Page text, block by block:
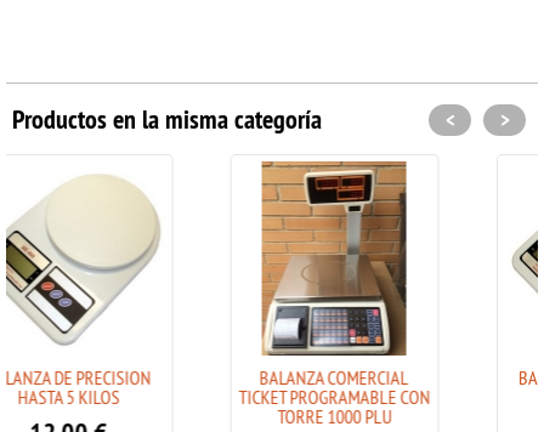
Productos en la misma categoría
BALANZA COMERCIAL
TICKET PROGRAMABLE CON
BALANZA DE PRECISION
HASTA 5 KILOS
< >